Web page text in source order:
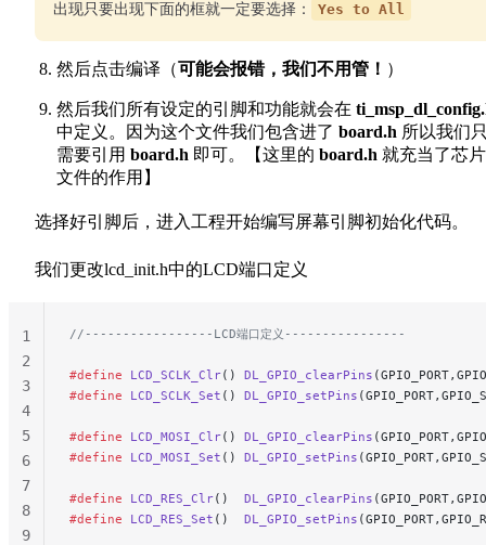
出现只要出现下面的框就一定要选择： Yes to All
然后点击编译（可能会报错，我们不用管！ ）
然后我们所有设定的引脚和功能就会在
中定义。因为这个文件我们包含进了 board.h 所以我们
需要引用 board.h 即可。【这里的 board.h 就充当了芯
文件的作用】
选择好引脚后，进入工程开始编写屏幕引脚初始化代码。
我们更改lcd_init.h中的LCD端口定义
//-----------------LCD端口定义----------------
#define LCD_SCLK_Clr() DL_GPIO_clearPins
#define LCD_SCLK_Set () DL_GPIO_setPins
#define LCD_MOSI_Clr() DL_GPIO_clearPins
#define LCD_MOSI_Set () DL_GPIO_setPins
#define LCD_RES_Clr() DL_GPIO_clearPins
#define LCD_RES_Set () DL_GPIO_setPins
1
2
3
4
5
6
7
8
9